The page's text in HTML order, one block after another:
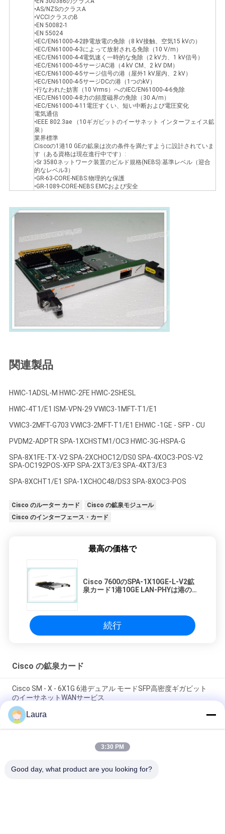
•AS/NZSのクラスA
•VCCIクラスのB
•EN 50082-1
•EN 55024
•IEC/EN61000-4-2静電放電の免除（8 kV接触、空気15 kVの）
•IEC/EN61000-4-3によって放射される免除（10 V/m）
•IEC/EN61000-4-4電気速く一時的な免除（2 kV力、1 kV信号）
•IEC/EN61000-4-5サージAC港（4 kV CM、2 kV DM）
•IEC/EN61000-4-5サージ信号の港（屋外1 kV屋内、2 kV）
•IEC/EN61000-4-5サージDCの港（1つのkV）
•行なわれた妨害（10 Vrms）へのIEC/EN61000-4-6免除
•IEC/EN61000-4-8力の頻度磁界の免除（30 A/m）
•IEC/EN61000-4-11電圧すくい、短い中断および電圧変化
電気通信
•IEEE 802.3ae （10ギガビットのイーサネット インターフェイス鉱
泉）
業界標準
Ciscoの1港10 GEの鉱泉は次の条件を満たすように設計されていま
す（ある資格は現在進行中です）:
•Sr 3580ネットワーク装置のビルド規格(NEBS):基準レベル（迎合
的なレベル3）
•GR-63-CORE-NEBS:物理的な保護
•GR-1089-CORE-NEBS EMCおよび安全
関連製品
HWIC-1ADSL-M HWIC-2FE HWIC-2SHESL
HWIC-4T1/E1 ISM-VPN-29 VWIC3-1MFT-T1/E1
VWIC3-2MFT-G703 VWIC3-2MFT-T1/E1 EHWIC -1GE - SFP - CU
PVDM2-ADPTR SPA-1XCHSTM1/OC3 HWIC-3G-HSPA-G
SPA-8X1FE-TX-V2 SPA-2XCHOC12/DS0 SPA-4XOC3-POS-V2
SPA-OC192POS-XFP SPA-2XT3/E3 SPA-4XT3/E3
SPA-8XCHT1/E1 SPA-1XCHOC48/DS3 SPA-8XOC3-POS
Cisco のルーター カード
Cisco の鉱泉モジュール
Cisco のインターフェース・カード
最高の価格で
Cisco 7600のSPA-1X10GE-L-V2鉱
泉カード1港10GE LAN-PHYは港の
続行
Cisco の鉱泉カード
Cisco SM - X - 6X1G 6港デュアル モードSFP高密度ギガビット
のイーサネットWANサービス
4000ルーターのCiscoの鉱泉カードISR4331 3GE 2NIM IPの基礎
ネットワーク ファイアウォール
Cisco NXK-MEM-16GB= Nexus 9000 シリーズ スイッチ用の
Laura
3:30 PM
Good day, what product are you looking for?